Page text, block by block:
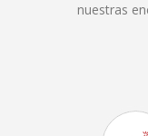
nuestras